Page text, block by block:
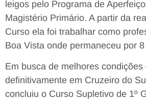
leigos pelo Programa de
Magistério Primário. A partir da
Curso ela foi trabalhar como
Boa Vista onde permaneceu por
Em busca de melhores
definitivamente em Cruzeiro do
concluiu o Curso Supletivo de 1º